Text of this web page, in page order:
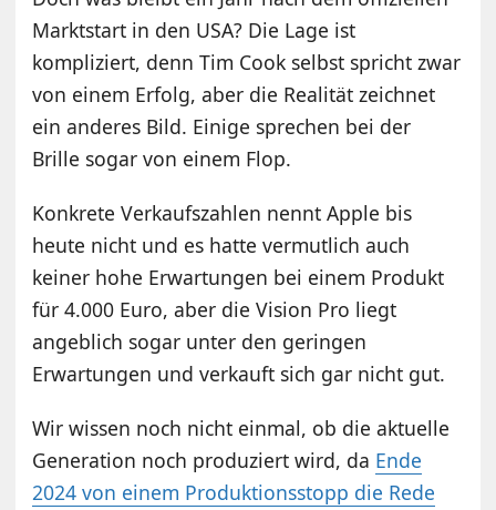
Marktstart in den USA? Die Lage ist
kompliziert, denn Tim Cook selbst spricht zwar
von einem Erfolg, aber die Realität zeichnet
ein anderes Bild. Einige sprechen bei der
Brille sogar von einem Flop.
Konkrete Verkaufszahlen nennt Apple bis
heute nicht und es hatte vermutlich auch
keiner hohe Erwartungen bei einem Produkt
für 4.000 Euro, aber die Vision Pro liegt
angeblich sogar unter den geringen
Erwartungen und verkauft sich gar nicht gut.
Wir wissen noch nicht einmal, ob die aktuelle
Generation noch produziert wird, da Ende
2024 von einem Produktionsstopp die Rede